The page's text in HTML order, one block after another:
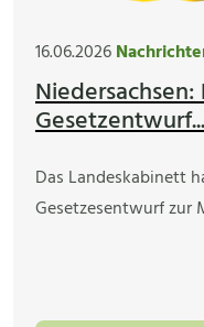
16.06.2026
Gesetzentwurf...
Das Landeskabinett
Gesetzesentwurf zur